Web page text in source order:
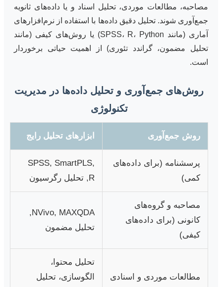
مصاحبه، مطالعات موردی، تحلیل اسناد و یا داده‌های ثانویه
جمع‌آوری شوند. تحلیل دقیق داده‌ها با استفاده از نرم‌افزارهای
آماری (مانند SPSS، R، Python) یا روش‌های کیفی (مانند
تحلیل مضمون، گراندد تئوری) از اهمیت حیاتی برخوردار
است.
روش‌های جمع‌آوری و تحلیل داده‌ها در مدیریت
تکنولوژی
روش جمع‌آوری ابزارهای تحلیل رایج
پرسشنامه (برای داده‌های
کمی)
SPSS, SmartPLS,
R, تحلیل رگرسیون
مصاحبه و گروه‌های
کانونی (برای داده‌های
کیفی)
NVivo, MAXQDA,
تحلیل مضمون
مطالعات موردی و اسنادی
تحلیل محتوا،
الگوسازی، تحلیل